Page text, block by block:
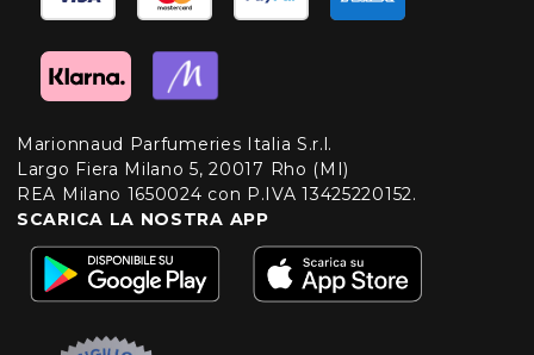
Marionnaud Parfumeries Italia S.r.l.
Largo Fiera Milano 5, 20017 Rho (MI)
REA Milano 1650024 con P.IVA 13425220152.
SCARICA LA NOSTRA APP